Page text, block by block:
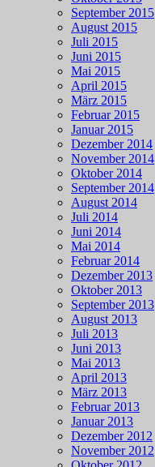
September 2015
August 2015
Juli 2015
Juni 2015
Mai 2015
April 2015
März 2015
Februar 2015
Januar 2015
Dezember 2014
November 2014
Oktober 2014
September 2014
August 2014
Juli 2014
Juni 2014
Mai 2014
Februar 2014
Dezember 2013
Oktober 2013
September 2013
August 2013
Juli 2013
Juni 2013
Mai 2013
April 2013
März 2013
Februar 2013
Januar 2013
Dezember 2012
November 2012